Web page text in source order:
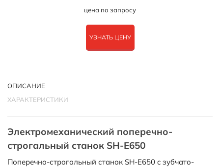
цена по запросу
УЗНАТЬ ЦЕНУ
ОПИСАНИЕ
ХАРАКТЕРИСТИКИ
Электромеханический поперечно-
строгальный станок SH-E650
Поперечно-строгальный станок SH-E650 c зубчато-